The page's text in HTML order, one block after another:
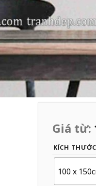
Giá từ:
KÍCH THƯỚC
100 x